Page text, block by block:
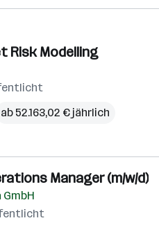
Risk Modelling
ab 52.163,02 € jährlich
Manager (m/w/d)